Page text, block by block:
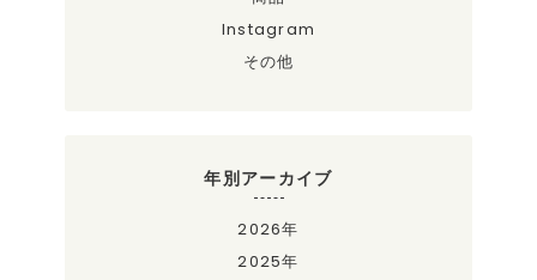
Instagram
その他
年別アーカイブ
2026年
2025年